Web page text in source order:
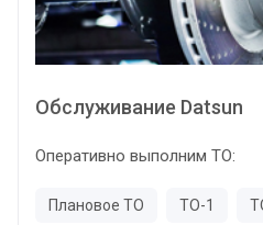
Обслуживание Datsun
Оперативно выполним ТО:
Плановое ТО ТО-1